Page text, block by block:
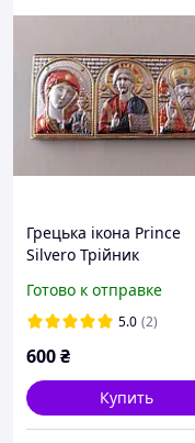
Грецька ікона Prince
Silvero Трійник
MA/E1316SX-C
Готово к отправке
5.0 (2)
600₴
Купить